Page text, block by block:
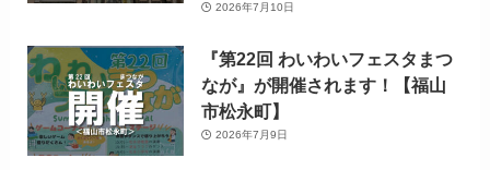
2026年7月10日
『第22回 わいわいフェスタまつ
なが』が開催されます！【福山
市松永町】
2026年7月9日